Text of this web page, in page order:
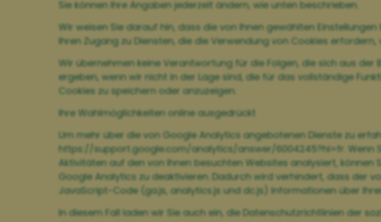
Sie können Ihre Angaben jederzeit ändern, wie unten beschrieben.
Wir weisen Sie darauf hin, dass die von Ihnen gewählten
Ihren Zugang zu Diensten, die die Verwendung von Cookies erfordern,
Wir übernehmen keine Verantwortung für die Folgen, die sich aus
ergeben, wenn wir nicht in der Lage sind, die für das vollständige
Cookies zu speichern oder anzuzeigen.
Ihre Wahlmöglichkeiten online ausgedrückt
Um mehr über die von Google Analytics angebotenen Dienste zu
https://support.google.com/analytics/answer/6004245?hl=fr. Wenn
Aktivitäten auf den von Ihnen besuchten Websites analysiert, können
Google Analytics zu deaktivieren. Dadurch wird verhindert, dass der
JavaScript-Code (ga.js, analytics.js und dc.js) Informationen über
In diesem Fall laden wir Sie auch ein, die Datenschutzrichtlinien der